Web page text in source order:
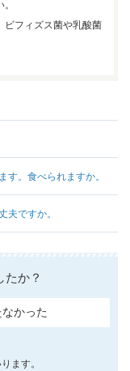
ビフィズス菌や乳酸菌
す。食べられますか。
夫ですか。
たか？
かった
ます。